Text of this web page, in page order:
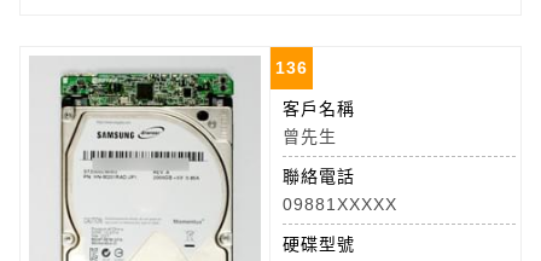
136
客戶名稱
曾先生
聯絡電話
09881XXXXX
硬碟型號